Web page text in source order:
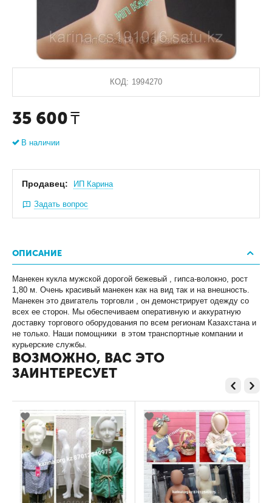
КОД: 1994270
35 600 ₸
В наличии
Продавец: ИП Карина
Задать вопрос
ОПИСАНИЕ
Манекен кукла мужской дорогой бежевый , гипса-волокно, рост
1,80 м. Очень красивый манекен как на вид так и на внешность.
Манекен это двигатель торговли , он демонстрирует одежду со
всех ее сторон. Мы обеспечиваем оперативную и аккуратную
доставку торгового оборудования по всем регионам Казахстана и
не только. Наши помощники в этом транспортные компании и
курьерские службы.
ВОЗМОЖНО, ВАС ЭТО
ЗАИНТЕРЕСУЕТ